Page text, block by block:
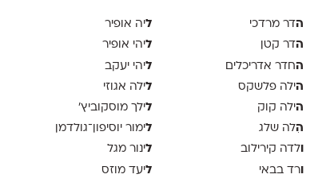
הדר מרדכי
הדר קטן
החדר אדריכלים
הילה פלשקס
הילה קוק
הִלה שלג
ולדה קירילוב
ורד בבאי
ליה אופיר
ליהי אופיר
ליהי יעקב
לילה אגוזי
לילך מוסקוביץ'
לימור יוסיפון־גולדמן
לינור מגל
ליעד מוזס